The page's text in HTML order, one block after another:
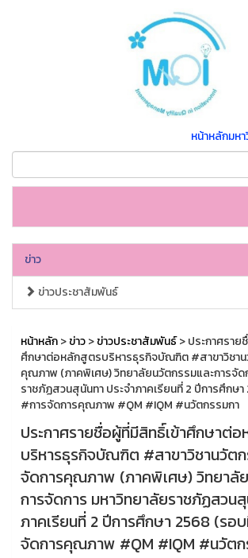
หน้าหลักมห
ข่าว
ข่าวประชาสัมพันธ์
หน้าหลัก>ข่าว>ข่าวประชาสัมพันธ์> ประกาศราย
ศึกษาต่อหลักสูตรบริหารธุรกิจบัณฑิต #สาขาวิชาน
คุณภาพ (ภาคพิเศษ) วิทยาลัยนวัตกรรมและการจัด
ราชภัฏสวนสุนันทา ประจำภาคเรียนที่ 2 ปีการศึกษ
#การจัดการคุณภาพ #QM #IQM #นวัตกรรมกา
ประกาศรายชื่อผู้ที่มีสิทธิ์เข้าศึกษาต่
บริหารธุรกิจบัณฑิต #สาขาวิชานวัตก
จัดการคุณภาพ (ภาคพิเศษ) วิทยาลั
การจัดการ มหาวิทยาลัยราชภัฏสวน
ภาคเรียนที่ 2 ปีการศึกษา 2568 (รอ
จัดการคุณภาพ #QM #IQM #นวัตก